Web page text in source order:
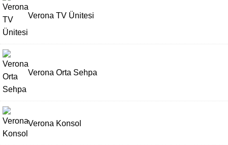
Verona TV Ünitesi
Verona Orta Sehpa
Verona Konsol